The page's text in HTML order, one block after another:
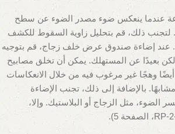
عندما ينعكس ضوء مصدر الضوء عن سطح
ذلك، قم بتحليل زاوية السقوط للكشف
عند إضاءة صندوق عرض خلف زجاج، قم بتوجيه
بعيدًا عن المستهلك. يمكن أن تخلق مصابيح
وهجًا غير مرغوب فيه من خلال الانعكاسات
بالإضافة إلى ذلك، تجنب الإضاءة
الضوء، مثل الزجاج أو البلاستيك. وإلا،